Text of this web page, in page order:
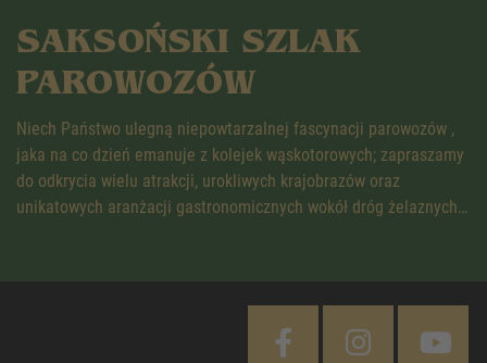
SAKSOŃSKI SZLAK
PAROWOZÓW
Niech Państwo ulegną niepowtarzalnej fascynacji parowozów ,
jaka na co dzień emanuje z kolejek wąskotorowych; zapraszamy
do odkrycia wielu atrakcji, urokliwych krajobrazów oraz
unikatowych aranżacji gastronomicznych wokół dróg żelaznych…